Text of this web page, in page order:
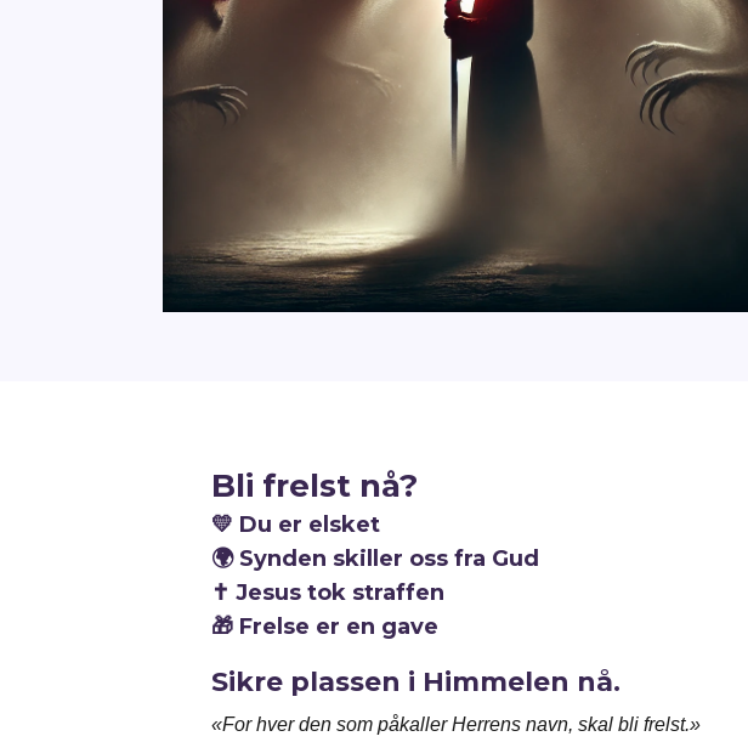
Bli frelst nå?
💛 Du er elsket
🌍 Synden skiller oss fra Gud
✝️Jesus tok straffen
🎁 Frelse er en gave
Sikre plassen i Himmelen nå.
«For hver den som påkaller Herrens navn, skal bli frelst.»